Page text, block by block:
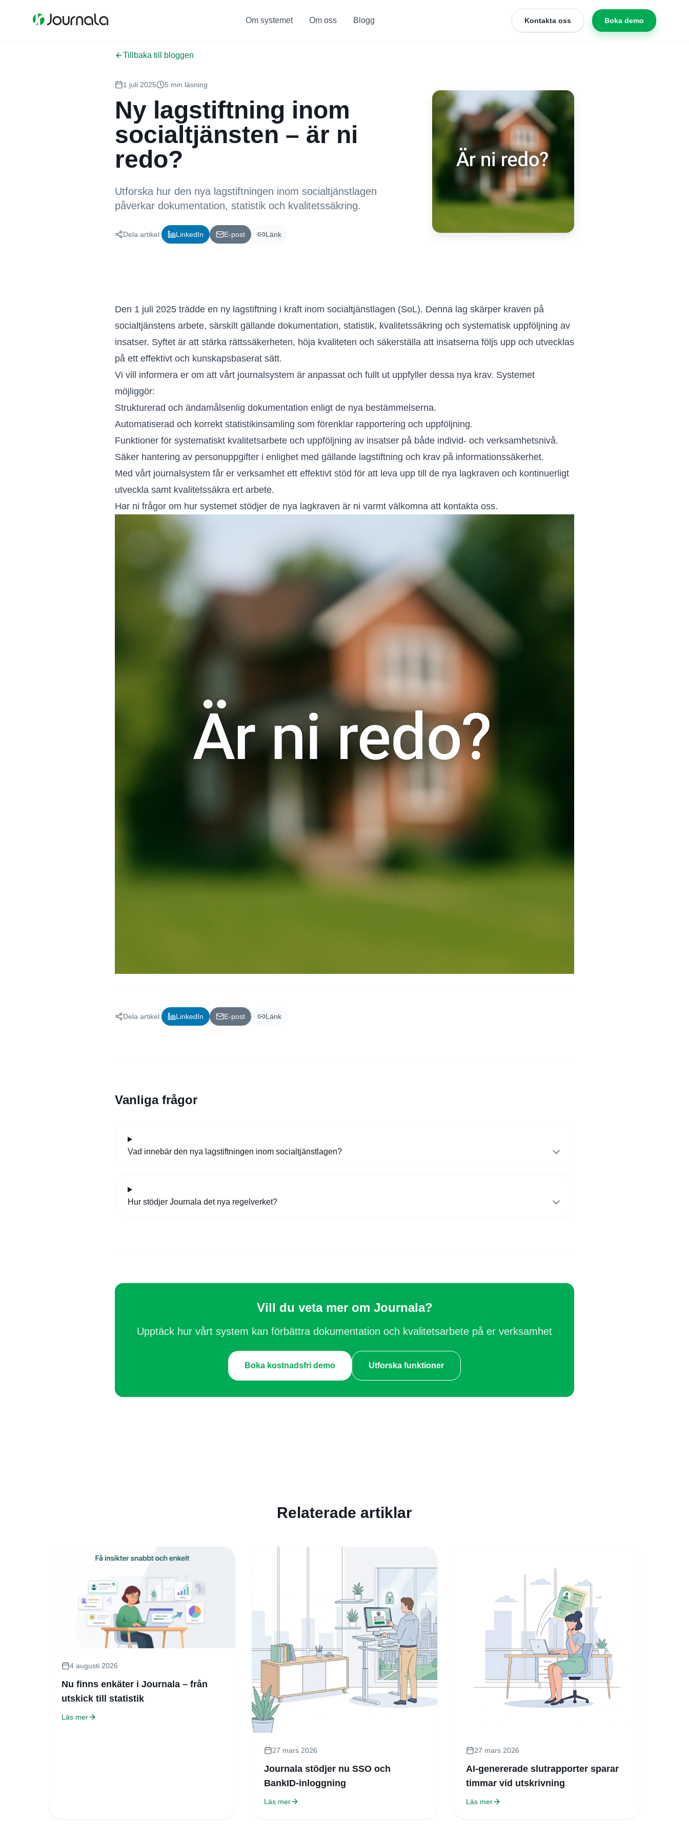
Om systemet Om oss Blogg Kontakta oss Boka demo
Tillbaka till bloggen
1 juli 2025 5 min läsning
Ny lagstiftning inom
socialtjänsten – är ni
redo?
Utforska hur den nya lagstiftningen inom socialtjänstlagen
påverkar dokumentation, statistik och kvalitetssäkring.
Dela artikel: LinkedIn E-post Länk
Den 1 juli 2025 trädde en ny lagstiftning i kraft inom socialtjänstlagen (SoL). Denna lag skärper kraven på
socialtjänstens arbete, särskilt gällande dokumentation, statistik, kvalitetssäkring och systematisk uppföljning av
insatser. Syftet är att stärka rättssäkerheten, höja kvaliteten och säkerställa att insatserna följs upp och utvecklas
på ett effektivt och kunskapsbaserat sätt.
Vi vill informera er om att vårt journalsystem är anpassat och fullt ut uppfyller dessa nya krav. Systemet
möjliggör:
Strukturerad och ändamålsenlig dokumentation enligt de nya bestämmelserna.
Automatiserad och korrekt statistikinsamling som förenklar rapportering och uppföljning.
Funktioner för systematiskt kvalitetsarbete och uppföljning av insatser på både individ- och verksamhetsnivå.
Säker hantering av personuppgifter i enlighet med gällande lagstiftning och krav på informationssäkerhet.
Med vårt journalsystem får er verksamhet ett effektivt stöd för att leva upp till de nya lagkraven och kontinuerligt
utveckla samt kvalitetssäkra ert arbete.
Har ni frågor om hur systemet stödjer de nya lagkraven är ni varmt välkomna att kontakta oss.
Dela artikel: LinkedIn E-post Länk
Vanliga frågor
Vad innebär den nya lagstiftningen inom socialtjänstlagen?
Hur stödjer Journala det nya regelverket?
Vill du veta mer om Journala?
Upptäck hur vårt system kan förbättra dokumentation och kvalitetsarbete på er verksamhet
Boka kostnadsfri demo Utforska funktioner
Relaterade artiklar
4 augusti 2026
Nu finns enkäter i Journala – från
utskick till statistik
Läs mer
27 mars 2026
Journala stödjer nu SSO och
BankID-inloggning
Läs mer
27 mars 2026
AI-genererade slutrapporter sparar
timmar vid utskrivning
Läs mer